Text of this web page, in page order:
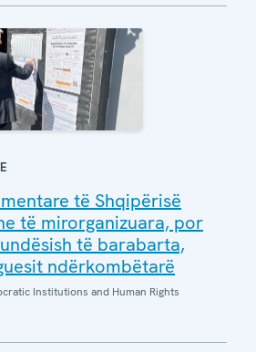
të Shqipërisë
të mirorganizuara, por
të barabarta,
ndërkombëtarë
Institutions and Human Rights